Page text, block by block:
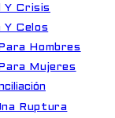
Y Crisis
Y Celos
Hombres
Mujeres
Ruptura